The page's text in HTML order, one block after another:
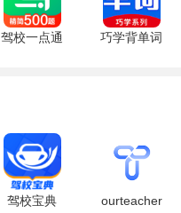
最新版
驾校一点通
巧学背单词
驾校宝典
ourteacher